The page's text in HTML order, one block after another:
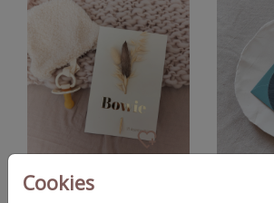
CookiesDroogbloemen